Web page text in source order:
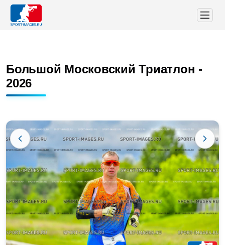
Большой Московский Триатлон -
2026